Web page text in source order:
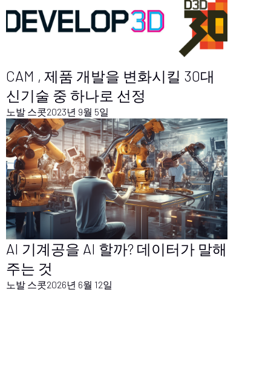
CAM , 제품 개발을 변화시킬 30대
신기술 중 하나로 선정
노발 스콧2023년 9월 5일
AI 기계공을 AI 할까? 데이터가 말해
주는 것
노발 스콧2026년 6월 12일